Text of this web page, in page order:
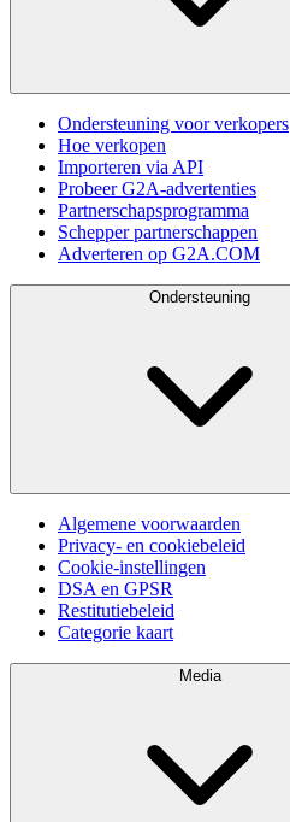
Ondersteuning voor verkopers
Hoe verkopen
Importeren via API
Probeer G2A-advertenties
Partnerschapsprogramma
Schepper partnerschappen
Adverteren op G2A.COM
Ondersteuning
Algemene voorwaarden
Privacy- en cookiebeleid
Cookie-instellingen
DSA en GPSR
Restitutiebeleid
Categorie kaart
Media